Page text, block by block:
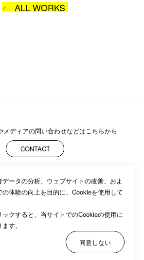
ALL WORKS
メディアの問い合わせなどはこちらから
CONTACT
WORK NEWS/EVENTS
CONTACT
PRIVACY POLICY
ータの分析、ウェブサイトの改善、およ
体験の向上を目的に、Cookieを使用して
ックすると、当サイトでのCookieの使用に
す。
同意しない